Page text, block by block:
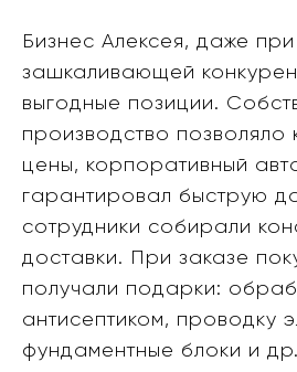
Бизнес Алексея, даже при
зашкаливающей
выгодные позиции.
производство позволяло
цены, корпоративный
гарантировал быструю
сотрудники собирали
доставки. При заказе
получали подарки:
антисептиком, проводку
фундаментные блоки и др.